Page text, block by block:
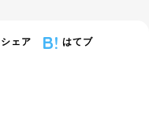
シェア はてブ